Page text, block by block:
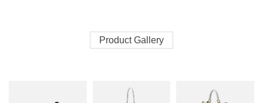
Product Gallery